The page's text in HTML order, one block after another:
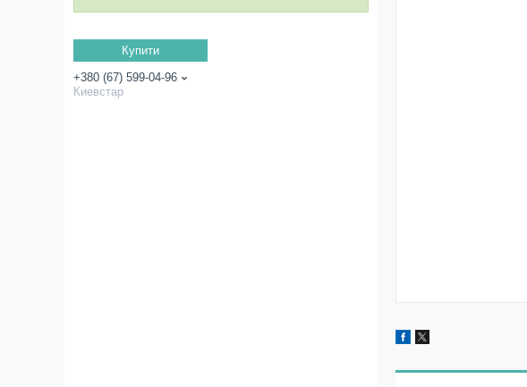
Купити
+380 (67) 599-04-96
Киевстар